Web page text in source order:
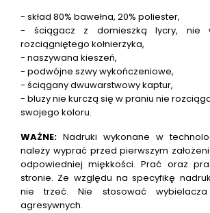
- skład 80% bawełna, 20% poliester,
- ściągacz z domieszką lycry, nie
rozciągniętego kołnierzyka,
- naszywana kieszeń,
- podwójne szwy wykończeniowe,
- ściągany dwuwarstwowy kaptur,
- bluzy nie kurczą się w praniu nie
swojego koloru.
WAŻNE: Nadruki wykonane w
należy wyprać przed pierwszym
odpowiedniej miękkości. Prać oraz
stronie. Ze względu na specyfikę
nie trzeć. Nie stosować
agresywnych.